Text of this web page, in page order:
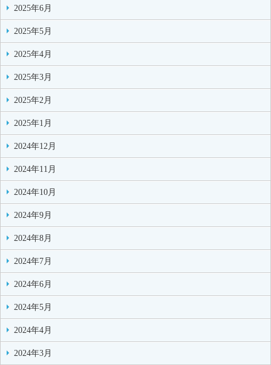
2025年6月
2025年5月
2025年4月
2025年3月
2025年2月
2025年1月
2024年12月
2024年11月
2024年10月
2024年9月
2024年8月
2024年7月
2024年6月
2024年5月
2024年4月
2024年3月